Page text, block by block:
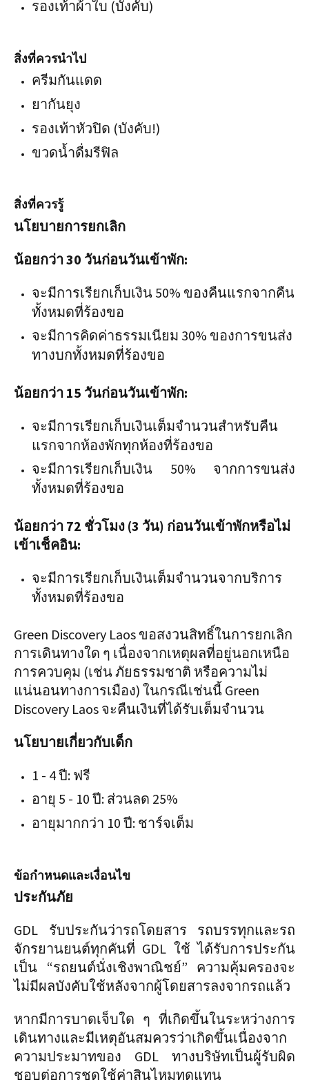
รองเท้าผ้าใบ (บังคับ)
สิ่งที่ควรนำไป
ครีมกันแดด
ยากันยุง
รองเท้าหัวปิด (บังคับ!)
ขวดน้ำดื่มรีฟิล
สิ่งที่ควรรู้
นโยบายการยกเลิก
น้อยกว่า 30 วันก่อนวันเข้าพัก:
จะมีการเรียกเก็บเงิน 50% ของคืนแรกจากคืน
ทั้งหมดที่ร้องขอ
จะมีการคิดค่าธรรมเนียม 30% ของการขนส่ง
ทางบกทั้งหมดที่ร้องขอ
น้อยกว่า 15 วันก่อนวันเข้าพัก:​​​​​​​
จะมีการเรียกเก็บเงินเต็มจำนวนสำหรับคืน
แรกจากห้องพักทุกห้องที่ร้องขอ
จะมีการเรียกเก็บเงิน 50% จากการขนส่ง
ทั้งหมดที่ร้องขอ
น้อยกว่า 72 ชั่วโมง (3 วัน) ก่อนวันเข้าพักหรือไม่
เข้าเช็คอิน:​​​​​​​
จะมีการเรียกเก็บเงินเต็มจำนวนจากบริการ
ทั้งหมดที่ร้องขอ
Green Discovery Laos ขอสงวนสิทธิ์ในการยกเลิก
การเดินทางใด ๆ เนื่องจากเหตุผลที่อยู่นอกเหนือ
การควบคุม (เช่น ภัยธรรมชาติ หรือความไม่
แน่นอนทางการเมือง) ในกรณีเช่นนี้ Green
Discovery Laos จะคืนเงินที่ได้รับเต็มจำนวน
นโยบายเกี่ยวกับเด็ก​​​​​​​
1 - 4 ปี: ฟรี
อายุ 5 - 10 ปี: ส่วนลด 25%
อายุมากกว่า 10 ปี: ชาร์จเต็ม
ข้อกำหนดและเงื่อนไข
ประกันภัย
GDL รับประกันว่ารถโดยสาร รถบรรทุกและรถ
จักรยานยนต์ทุกคันที่ GDL ใช้ ได้รับการประกัน
เป็น “รถยนต์นั่งเชิงพาณิชย์” ความคุ้มครองจะ
ไม่มีผลบังคับใช้หลังจากผู้โดยสารลงจากรถแล้ว
หากมีการบาดเจ็บใด ๆ ที่เกิดขึ้นในระหว่างการ
เดินทางและมีเหตุอันสมควรว่าเกิดขึ้นเนื่องจาก
ความประมาทของ GDL ทางบริษัทเป็นผู้รับผิด
ชอบต่อการชดใช้ค่าสินไหมทดแทน